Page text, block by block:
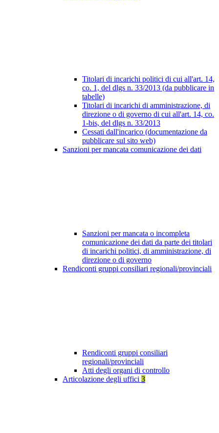
Titolari di incarichi politici di cui all'art. 14,
co. 1, del dlgs n. 33/2013 (da pubblicare in
tabelle)
Titolari di incarichi di amministrazione, di
direzione o di governo di cui all'art. 14, co.
1-bis, del dlgs n. 33/2013
Cessati dall'incarico (documentazione da
pubblicare sul sito web)
Sanzioni per mancata comunicazione dei dati
Sanzioni per mancata o incompleta
comunicazione dei dati da parte dei titolari
di incarichi politici, di amministrazione, di
direzione o di governo
Rendiconti gruppi consiliari regionali/provinciali
Rendiconti gruppi consiliari
regionali/provinciali
Atti degli organi di controllo
Articolazione degli uffici 3